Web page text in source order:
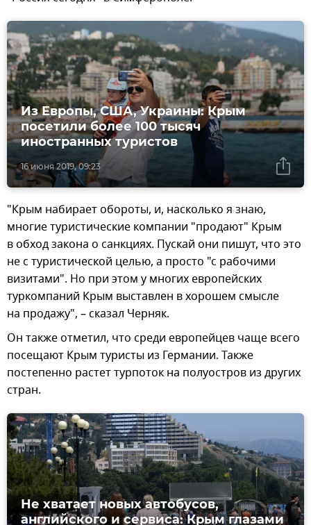
16 июня 2019, 09:23
Из Европы, США, Украины: Крым
посетили более 100 тысяч
иностранных туристов
"Крым набирает обороты, и, насколько я знаю,
многие туристические компании "продают" Крым
в обход закона о санкциях. Пускай они пишут, что это
не с туристической целью, а просто "с рабочими
визитами". Но при этом у многих европейских
туркомпаний Крым выставлен в хорошем смысле
на продажу", – сказал Черняк.
Он также отметил, что среди европейцев чаще всего
посещают Крым туристы из Германии. Также
постепенно растет турпоток на полуостров из других
стран.
Не хватает новых автобусов,
английского и сервиса: Крым глазами